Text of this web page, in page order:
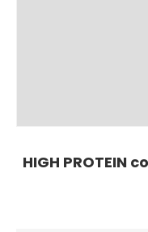
HIGH PROTEIN